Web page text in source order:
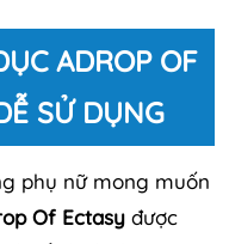
ADROP OF
SỬ DỤNG
phụ nữ mong muốn
Of Ectasy được